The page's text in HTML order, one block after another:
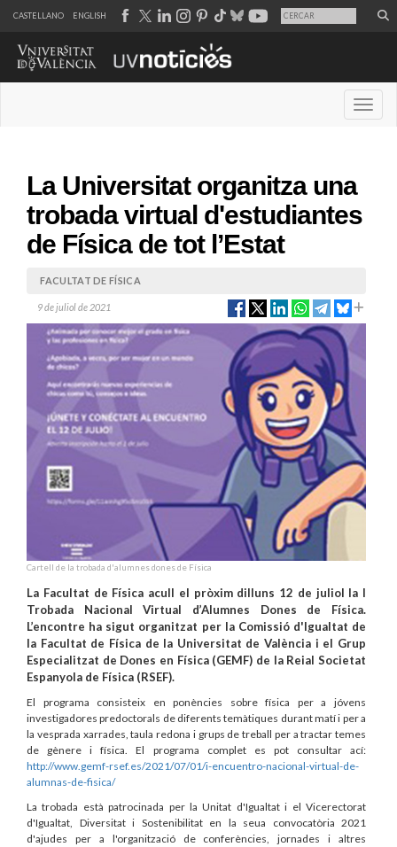
CASTELLANO ENGLISH
La Universitat organitza una
trobada virtual d'estudiantes
de Física de tot l’Estat
FACULTAT DE FÍSICA
9 de juliol de 2021
Cartell de la trobada d'alumnes dones de Física
La Facultat de Física acull el pròxim dilluns 12 de juliol la I
Trobada Nacional Virtual d’Alumnes Dones de Física.
L’encontre ha sigut organitzat per la Comissió d'Igualtat de
la Facultat de Física de la Universitat de València i el Grup
Especialitzat de Dones en Física (GEMF) de la Reial Societat
Espanyola de Física (RSEF).
El programa consisteix en ponències sobre física per a jóvens
investigadores predoctorals de diferents temàtiques durant matí i per a
la vesprada xarrades, taula redona i grups de treball per a tractar temes
de gènere i física. El programa complet es pot consultar ací:
http://www.gemf-rsef.es/2021/07/01/i-encuentro-nacional-virtual-de-
alumnas-de-fisica/
La trobada està patrocinada per la Unitat d'Igualtat i el Vicerectorat
d'Igualtat, Diversitat i Sostenibilitat en la seua convocatòria 2021
d'ajudes per a l'organització de conferències, jornades i altres